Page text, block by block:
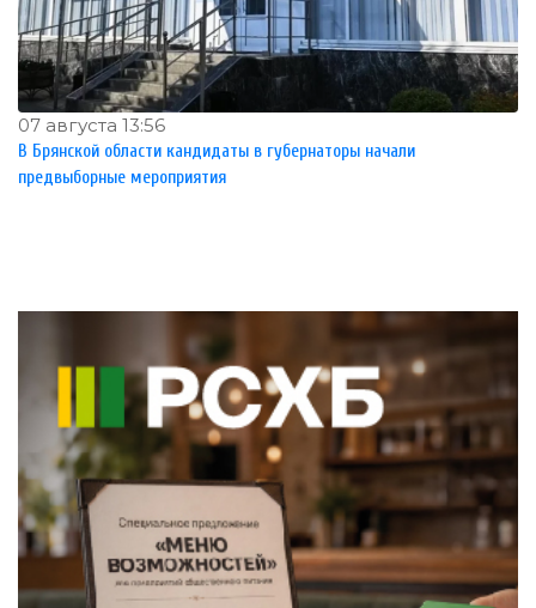
07 августа 13:56
В Брянской области кандидаты в губернаторы начали
предвыборные мероприятия